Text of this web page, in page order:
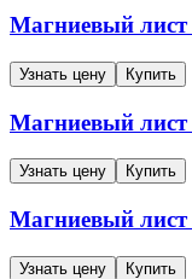
Магниевый лист
Узнать цену Купить
Магниевый лист
Узнать цену Купить
Магниевый лист
Узнать цену Купить